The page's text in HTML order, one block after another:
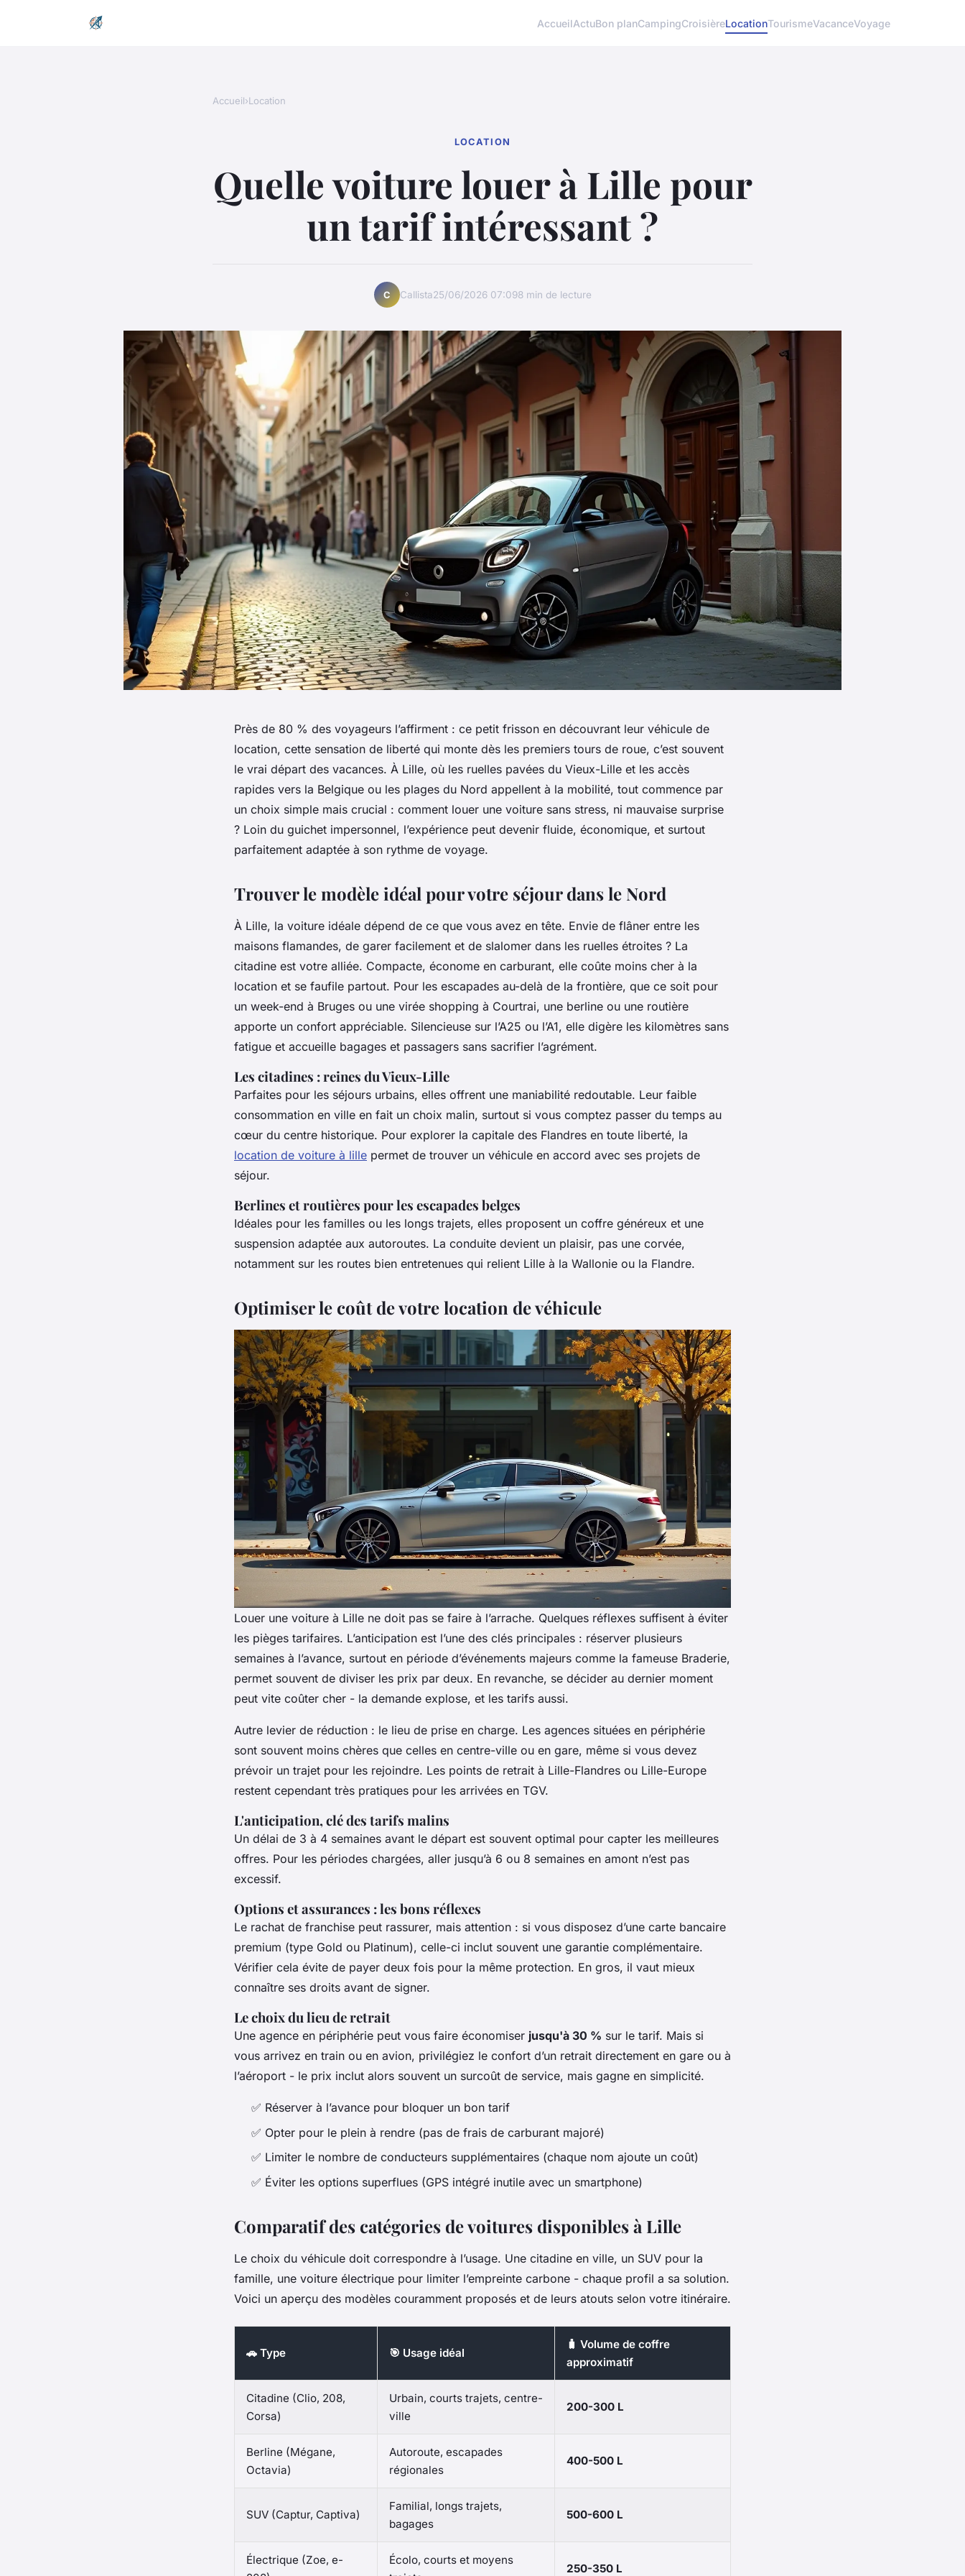
AccueilActuBon planCampingCroisièreLocationTourismeVacanceVoyage
Accueil›Location
LOCATION
Quelle voiture louer à Lille pour
un tarif intéressant ?
C Callista25/06/2026 07:098 min de lecture
Près de 80 % des voyageurs l’affirment : ce petit frisson en découvrant leur véhicule de
location, cette sensation de liberté qui monte dès les premiers tours de roue, c’est souvent
le vrai départ des vacances. À Lille, où les ruelles pavées du Vieux-Lille et les accès
rapides vers la Belgique ou les plages du Nord appellent à la mobilité, tout commence par
un choix simple mais crucial : comment louer une voiture sans stress, ni mauvaise surprise
? Loin du guichet impersonnel, l’expérience peut devenir fluide, économique, et surtout
parfaitement adaptée à son rythme de voyage.
Trouver le modèle idéal pour votre séjour dans le Nord
À Lille, la voiture idéale dépend de ce que vous avez en tête. Envie de flâner entre les
maisons flamandes, de garer facilement et de slalomer dans les ruelles étroites ? La
citadine est votre alliée. Compacte, économe en carburant, elle coûte moins cher à la
location et se faufile partout. Pour les escapades au-delà de la frontière, que ce soit pour
un week-end à Bruges ou une virée shopping à Courtrai, une berline ou une routière
apporte un confort appréciable. Silencieuse sur l’A25 ou l’A1, elle digère les kilomètres sans
fatigue et accueille bagages et passagers sans sacrifier l’agrément.
Les citadines : reines du Vieux-Lille
Parfaites pour les séjours urbains, elles offrent une maniabilité redoutable. Leur faible
consommation en ville en fait un choix malin, surtout si vous comptez passer du temps au
cœur du centre historique. Pour explorer la capitale des Flandres en toute liberté, la
location de voiture à lille permet de trouver un véhicule en accord avec ses projets de
séjour.
Berlines et routières pour les escapades belges
Idéales pour les familles ou les longs trajets, elles proposent un coffre généreux et une
suspension adaptée aux autoroutes. La conduite devient un plaisir, pas une corvée,
notamment sur les routes bien entretenues qui relient Lille à la Wallonie ou la Flandre.
Optimiser le coût de votre location de véhicule
Louer une voiture à Lille ne doit pas se faire à l’arrache. Quelques réflexes suffisent à éviter
les pièges tarifaires. L’anticipation est l’une des clés principales : réserver plusieurs
semaines à l’avance, surtout en période d’événements majeurs comme la fameuse Braderie,
permet souvent de diviser les prix par deux. En revanche, se décider au dernier moment
peut vite coûter cher - la demande explose, et les tarifs aussi.
Autre levier de réduction : le lieu de prise en charge. Les agences situées en périphérie
sont souvent moins chères que celles en centre-ville ou en gare, même si vous devez
prévoir un trajet pour les rejoindre. Les points de retrait à Lille-Flandres ou Lille-Europe
restent cependant très pratiques pour les arrivées en TGV.
L'anticipation, clé des tarifs malins
Un délai de 3 à 4 semaines avant le départ est souvent optimal pour capter les meilleures
offres. Pour les périodes chargées, aller jusqu’à 6 ou 8 semaines en amont n’est pas
excessif.
Options et assurances : les bons réflexes
Le rachat de franchise peut rassurer, mais attention : si vous disposez d’une carte bancaire
premium (type Gold ou Platinum), celle-ci inclut souvent une garantie complémentaire.
Vérifier cela évite de payer deux fois pour la même protection. En gros, il vaut mieux
connaître ses droits avant de signer.
Le choix du lieu de retrait
Une agence en périphérie peut vous faire économiser jusqu'à 30 % sur le tarif. Mais si
vous arrivez en train ou en avion, privilégiez le confort d’un retrait directement en gare ou à
l’aéroport - le prix inclut alors souvent un surcoût de service, mais gagne en simplicité.
✅ Réserver à l’avance pour bloquer un bon tarif
✅ Opter pour le plein à rendre (pas de frais de carburant majoré)
✅ Limiter le nombre de conducteurs supplémentaires (chaque nom ajoute un coût)
✅ Éviter les options superflues (GPS intégré inutile avec un smartphone)
Comparatif des catégories de voitures disponibles à Lille
Le choix du véhicule doit correspondre à l’usage. Une citadine en ville, un SUV pour la
famille, une voiture électrique pour limiter l’empreinte carbone - chaque profil a sa solution.
Voici un aperçu des modèles couramment proposés et de leurs atouts selon votre itinéraire.
🚗 Type 🎯 Usage idéal
🧳 Volume de coffre
approximatif
Citadine (Clio, 208,
Corsa)
Urbain, courts trajets, centre-
ville
200-300 L
Berline (Mégane,
Octavia)
Autoroute, escapades
régionales
400-500 L
SUV (Captur, Captiva)
Familial, longs trajets,
bagages
500-600 L
Électrique (Zoe, e-
Écolo, courts et moyens
250-350 L